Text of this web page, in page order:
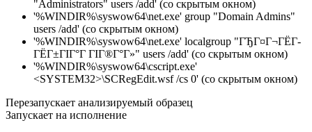
"Administrators" users /add' (со скрытым окном)
'%WINDIR%\syswow64\net.exe' group "Domain Admins"
users /add' (со скрытым окном)
'%WINDIR%\syswow64\net.exe' localgroup "ГЂГ¤Г¬ГЁГ­
ГЁГ±ГІГ°Г ГІГ®Г°Г»" users /add' (со скрытым окном)
'%WINDIR%\syswow64\cscript.exe'
<SYSTEM32>\SCRegEdit.wsf /cs 0' (со скрытым окном)
Перезапускает анализируемый образец
Запускает на исполнение